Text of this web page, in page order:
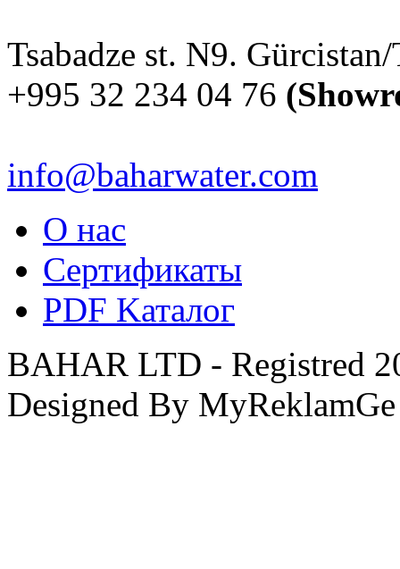
Tsabadze st. N9.
+995 32 234 04 76
info@baharwater.com
O нас
Cертификаты
PDF Kаталог
BAHAR LTD - Registred
Designed By MyReklamGe